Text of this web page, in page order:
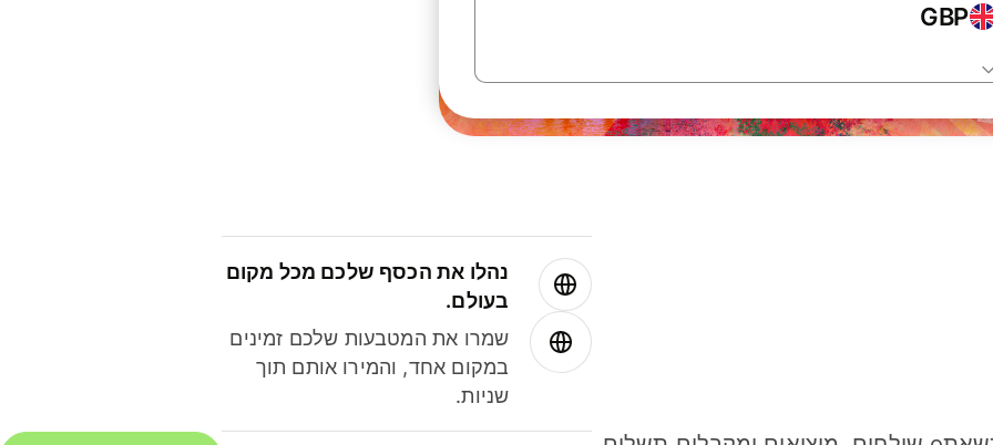
GBP
נהלו את הכסף שלכם מכל מקום
בעולם.
שמרו את המטבעות שלכם זמינים
במקום אחד, והמירו אותם תוך
שניות.